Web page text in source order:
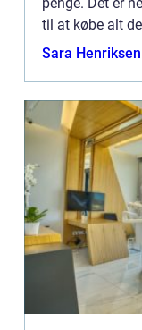
til at købe alt
større ting som
Sara Henriksen